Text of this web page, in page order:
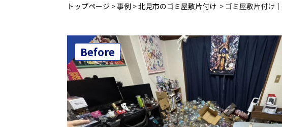
トップページ >事例 >北見市のゴミ屋敷片付け > ゴミ屋敷片付け
Before